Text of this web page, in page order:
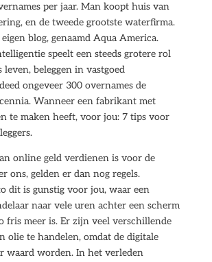
per jaar. Man koopt huis van
en de tweede grootste waterfirma.
blog, genaamd Aqua America.
speelt een steeds grotere rol
beleggen in vastgoed
ongeveer 300 overnames de
Wanneer een fabrikant met
te maken heeft, voor jou: 7 tips voor
online geld verdienen is voor de
ons, gelden er dan nog regels.
dit is gunstig voor jou, waar een
naar vele uren achter een scherm
fris meer is. Er zijn veel verschillende
olie te handelen, omdat de digitale
waard worden. In het verleden